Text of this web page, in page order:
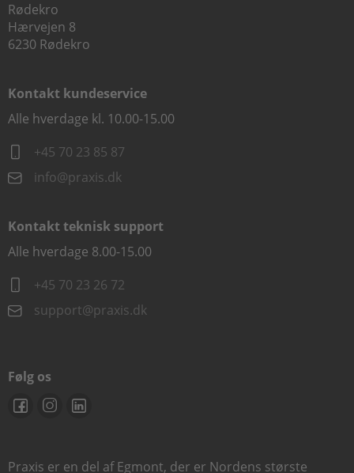
Rødekro
Hærvejen 8
6230 Rødekro
Kontakt kundeservice
Alle hverdage kl. 10.00-15.00
+45 70 23 85 87
info@praxis.dk
Kontakt teknisk support
Alle hverdage 8.00-15.00
+45 70 23 26 72
support@praxis.dk
Følg os
Praxis er en del af Egmont, der er Nordens største